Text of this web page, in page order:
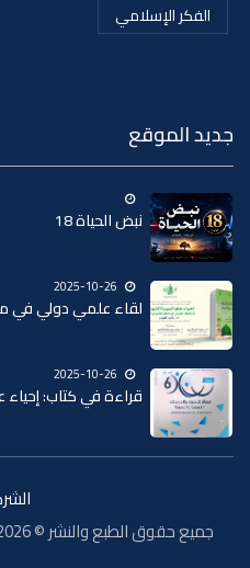
الفكر الإسلامي
جديد الموقع
نبض الحياة 18
2025-10-26
لقاء علمي دولي في
2025-10-26
قراءة في كتاب: إحياء
جميع حقوق الطبع والنشر © 2026 aboulyossr.com || Logiciel lab